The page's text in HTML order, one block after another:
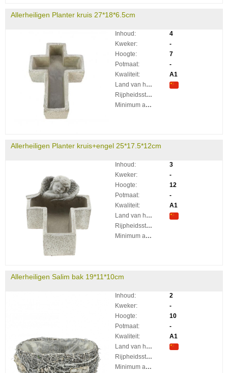
Allerheiligen Planter kruis 27*18*6.5cm
Inhoud:
4
Kweker:
-
Hoogte:
7
Potmaat:
-
Kwaliteit:
A1
Land van herkomst:
Rijpheidsstadium:
Minimum aantal takken per plant:
Allerheiligen Planter kruis+engel 25*17.5*12cm
Inhoud:
3
Kweker:
-
Hoogte:
12
Potmaat:
-
Kwaliteit:
A1
Land van herkomst:
Rijpheidsstadium:
Minimum aantal takken per plant:
Allerheiligen Salim bak 19*11*10cm
Inhoud:
2
Kweker:
-
Hoogte:
10
Potmaat:
-
Kwaliteit:
A1
Land van herkomst:
Rijpheidsstadium:
Minimum aantal takken per plant: